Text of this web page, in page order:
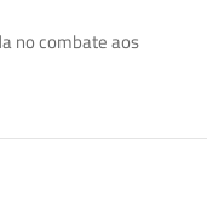
no combate aos